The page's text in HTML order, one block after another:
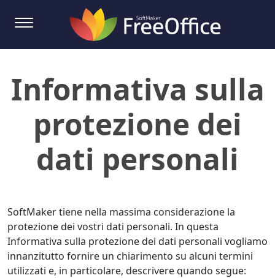
Informativa sulla
protezione dei
dati personali
SoftMaker tiene nella massima considerazione la
protezione dei vostri dati personali. In questa
Informativa sulla protezione dei dati personali vogliamo
innanzitutto fornire un chiarimento su alcuni termini
utilizzati e, in particolare, descrivere quando segue: